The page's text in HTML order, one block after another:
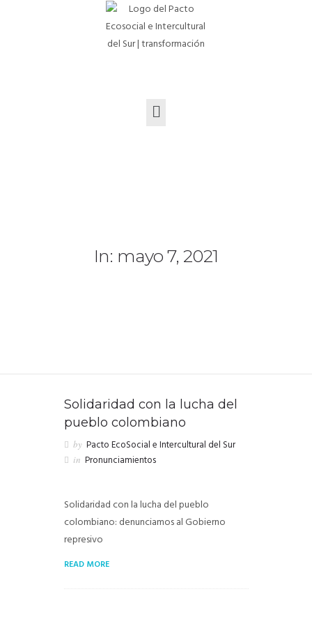
In: mayo 7, 2021
Solidaridad con la lucha del
pueblo colombiano
by Pacto EcoSocial e Intercultural del Sur
in Pronunciamientos
Solidaridad con la lucha del pueblo
colombiano: denunciamos al Gobierno
represivo
READ MORE